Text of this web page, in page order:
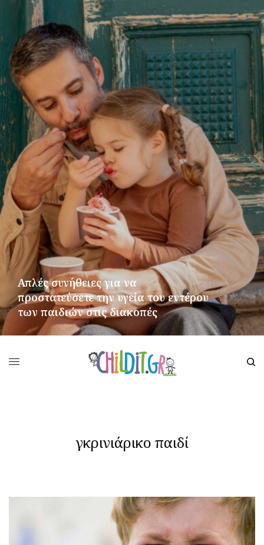
Απλές συνήθειες για να
προστατεύσετε την υγεία του εντέρου
των παιδιών στις διακοπές
γκρινιάρικο παιδί